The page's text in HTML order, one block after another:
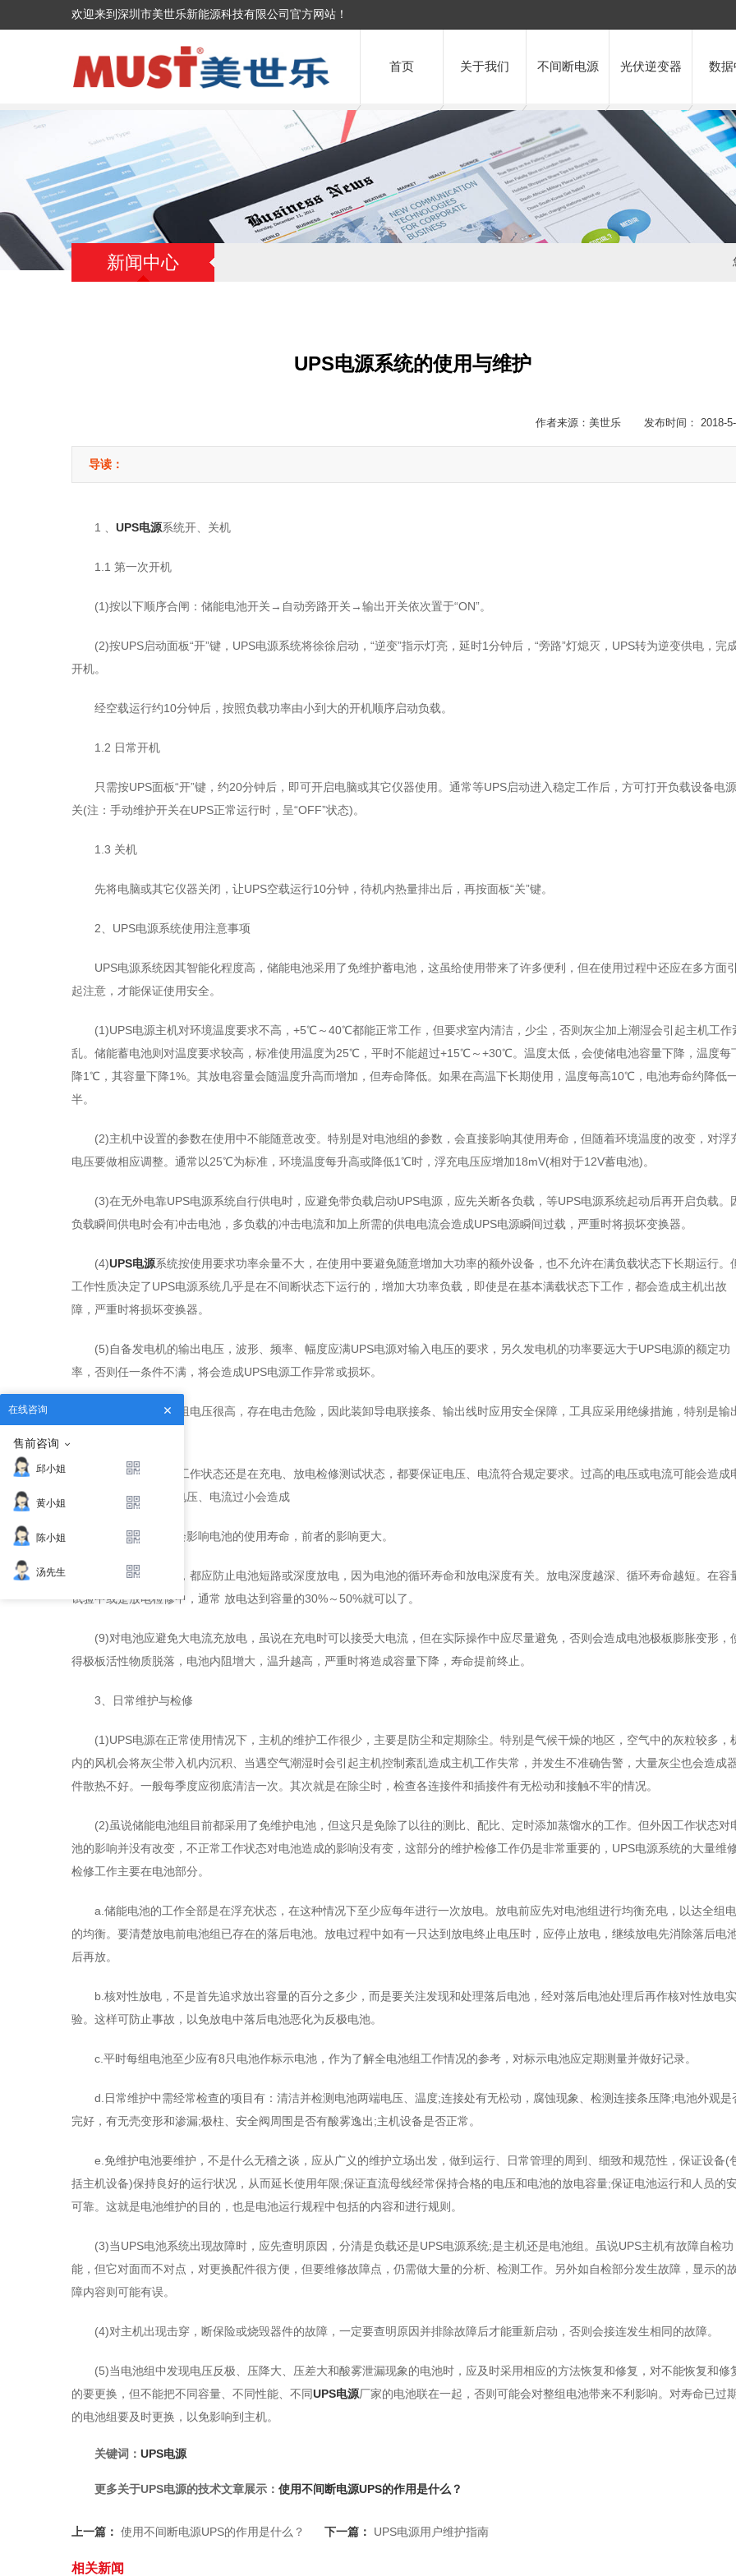
欢迎来到深圳市美世乐新能源科技有限公司官方网站！
首页 关于我们 不间断电源 光伏逆变器 数
新闻中心
UPS电源系统的使用与维护
作者来源：美世乐 发布时间： 2018-
导读：
1 、 UPS电源系统开、关机
1.1 第一次开机
(1)按以下顺序合闸：储能电池开关→自动旁路开关→输出开关依次置于“ON”。
(2)按UPS启动面板“开”键，UPS电源系统将徐徐启动，“逆变”指示灯亮，延时1分钟后，“旁路”灯熄灭，UPS转为逆变供电，完
开机。
经空载运行约10分钟后，按照负载功率由小到大的开机顺序启动负载。
1.2 日常开机
只需按UPS面板“开”键，约20分钟后，即可开启电脑或其它仪器使用。通常等UPS启动进入稳定工作后，方可打开负载设备电
关(注：手动维护开关在UPS正常运行时，呈“OFF”状态)。
1.3 关机
先将电脑或其它仪器关闭，让UPS空载运行10分钟，待机内热量排出后，再按面板“关”键。
2、UPS电源系统使用注意事项
UPS电源系统因其智能化程度高，储能电池采用了免维护蓄电池，这虽给使用带来了许多便利，但在使用过程中还应在多方面引
起注意，才能保证使用安全。
(1)UPS电源主机对环境温度要求不高，+5℃～40℃都能正常工作，但要求室内清洁，少尘，否则灰尘加上潮湿会引起主机工作
乱。储能蓄电池则对温度要求较高，标准使用温度为25℃，平时不能超过+15℃～+30℃。温度太低，会使储电池容量下降，温度每
降1℃，其容量下降1%。其放电容量会随温度升高而增加，但寿命降低。如果在高温下长期使用，温度每高10℃，电池寿命约降低
半。
(2)主机中设置的参数在使用中不能随意改变。特别是对电池组的参数，会直接影响其使用寿命，但随着环境温度的改变，对浮
电压要做相应调整。通常以25℃为标准，环境温度每升高或降低1℃时，浮充电压应增加18mV(相对于12V蓄电池)。
(3)在无外电靠UPS电源系统自行供电时，应避免带负载启动UPS电源，应先关断各负载，等UPS电源系统起动后再开启负载。
负载瞬间供电时会有冲击电池，多负载的冲击电流和加上所需的供电电流会造成UPS电源瞬间过载，严重时将损坏变换器。
(4)UPS电源系统按使用要求功率余量不大，在使用中要避免随意增加大功率的额外设备，也不允许在满负载状态下长期运行。
工作性质决定了UPS电源系统几乎是在不间断状态下运行的，增加大功率负载，即使是在基本满载状态下工作，都会造成主机出故
障，严重时将损坏变换器。
(5)自备发电机的输出电压，波形、频率、幅度应满UPS电源对输入电压的要求，另久发电机的功率要远大于UPS电源的额定功
率，否则任一条件不满，将会造成UPS电源工作异常或损坏。
(6)由于组合电池组电压很高，存在电击危险，因此装卸导电联接条、输出线时应用安全保障，工具应采用绝缘措施，特别是输
(7)不论是在浮充工作状态还是在充电、放电检修测试状态，都要保证电压、电流符合规定要求。过高的电压或电流可能会造成
池的热失控或失水、电压、电流过小会造成
电池亏电，这都会影响电池的使用寿命，前者的影响更大。
(8)在任何情况下，都应防止电池短路或深度放电，因为电池的循环寿命和放电深度有关。放电深度越深、循环寿命越短。在容
试验中或是放电检修中，通常 放电达到容量的30%～50%就可以了。
(9)对电池应避免大电流充放电，虽说在充电时可以接受大电流，但在实际操作中应尽量避免，否则会造成电池极板膨胀变形，
得极板活性物质脱落，电池内阻增大，温升越高，严重时将造成容量下降，寿命提前终止。
3、日常维护与检修
(1)UPS电源在正常使用情况下，主机的维护工作很少，主要是防尘和定期除尘。特别是气候干燥的地区，空气中的灰粒较多，
内的风机会将灰尘带入机内沉积、当遇空气潮湿时会引起主机控制紊乱造成主机工作失常，并发生不准确告警，大量灰尘也会造成
件散热不好。一般每季度应彻底清洁一次。其次就是在除尘时，检查各连接件和插接件有无松动和接触不牢的情况。
(2)虽说储能电池组目前都采用了免维护电池，但这只是免除了以往的测比、配比、定时添加蒸馏水的工作。但外因工作状态对
池的影响并没有改变，不正常工作状态对电池造成的影响没有变，这部分的维护检修工作仍是非常重要的，UPS电源系统的大量维
检修工作主要在电池部分。
a.储能电池的工作全部是在浮充状态，在这种情况下至少应每年进行一次放电。放电前应先对电池组进行均衡充电，以达全组
的均衡。要清楚放电前电池组已存在的落后电池。放电过程中如有一只达到放电终止电压时，应停止放电，继续放电先消除落后电
后再放。
b.核对性放电，不是首先追求放出容量的百分之多少，而是要关注发现和处理落后电池，经对落后电池处理后再作核对性放电实
验。这样可防止事故，以免放电中落后电池恶化为反极电池。
c.平时每组电池至少应有8只电池作标示电池，作为了解全电池组工作情况的参考，对标示电池应定期测量并做好记录。
d.日常维护中需经常检查的项目有：清洁并检测电池两端电压、温度;连接处有无松动，腐蚀现象、检测连接条压降;电池外观是
完好，有无壳变形和渗漏;极柱、安全阀周围是否有酸雾逸出;主机设备是否正常。
e.免维护电池要维护，不是什么无稽之谈，应从广义的维护立场出发，做到运行、日常管理的周到、细致和规范性，保证设备(
括主机设备)保持良好的运行状况，从而延长使用年限;保证直流母线经常保持合格的电压和电池的放电容量;保证电池运行和人员的
可靠。这就是电池维护的目的，也是电池运行规程中包括的内容和进行规则。
(3)当UPS电池系统出现故障时，应先查明原因，分清是负载还是UPS电源系统;是主机还是电池组。虽说UPS主机有故障自检功
能，但它对面而不对点，对更换配件很方便，但要维修故障点，仍需做大量的分析、检测工作。另外如自检部分发生故障，显示的
障内容则可能有误。
(4)对主机出现击穿，断保险或烧毁器件的故障，一定要查明原因并排除故障后才能重新启动，否则会接连发生相同的故障。
(5)当电池组中发现电压反极、压降大、压差大和酸雾泄漏现象的电池时，应及时采用相应的方法恢复和修复，对不能恢复和修
的要更换，但不能把不同容量、不同性能、不同UPS电源厂家的电池联在一起，否则可能会对整组电池带来不利影响。对寿命已过
的电池组要及时更换，以免影响到主机。
关键词： UPS电源
更多关于UPS电源的技术文章展示： 使用不间断电源UPS的作用是什么？
上一篇： 使用不间断电源UPS的作用是什么？ 下一篇： UPS电源用户维护指南
相关新闻
在线咨询
售前咨询
邱小姐
黄小姐
陈小姐
汤先生